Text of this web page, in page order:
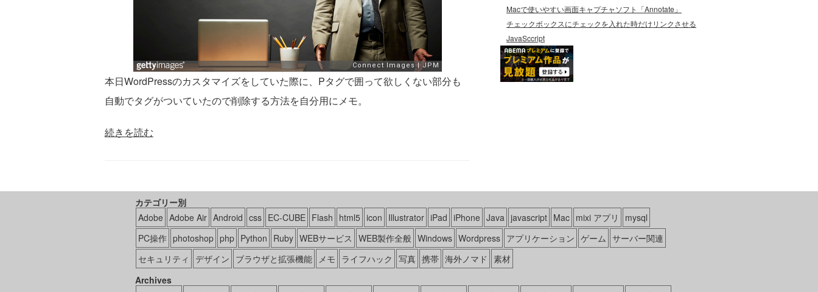
本日WordPressのカスタマイズをしていた際に、Pタグで囲って欲しくない部分も
自動でタグがついていたので削除する方法を自分用にメモ。
続きを読む
Macで使いやすい画面キャプチャソフト「Annotate」
チェックボックスにチェックを入れた時だけリンクさせる
JavaSccript
カテゴリー別
Adobe Adobe Air Android css EC-CUBE Flash html5 icon Illustrator iPad iPhone Java javascript Mac mixi アプリ
mysql
PC操作 photoshop php Python Ruby WEBサービス WEB製作全般 Windows Wordpress アプリケーション ゲーム サーバー関連
セキュリティ
デザイン ブラウザと拡張機能 メモ ライフハック 写真 携帯 海外ノマド 素材
Archives